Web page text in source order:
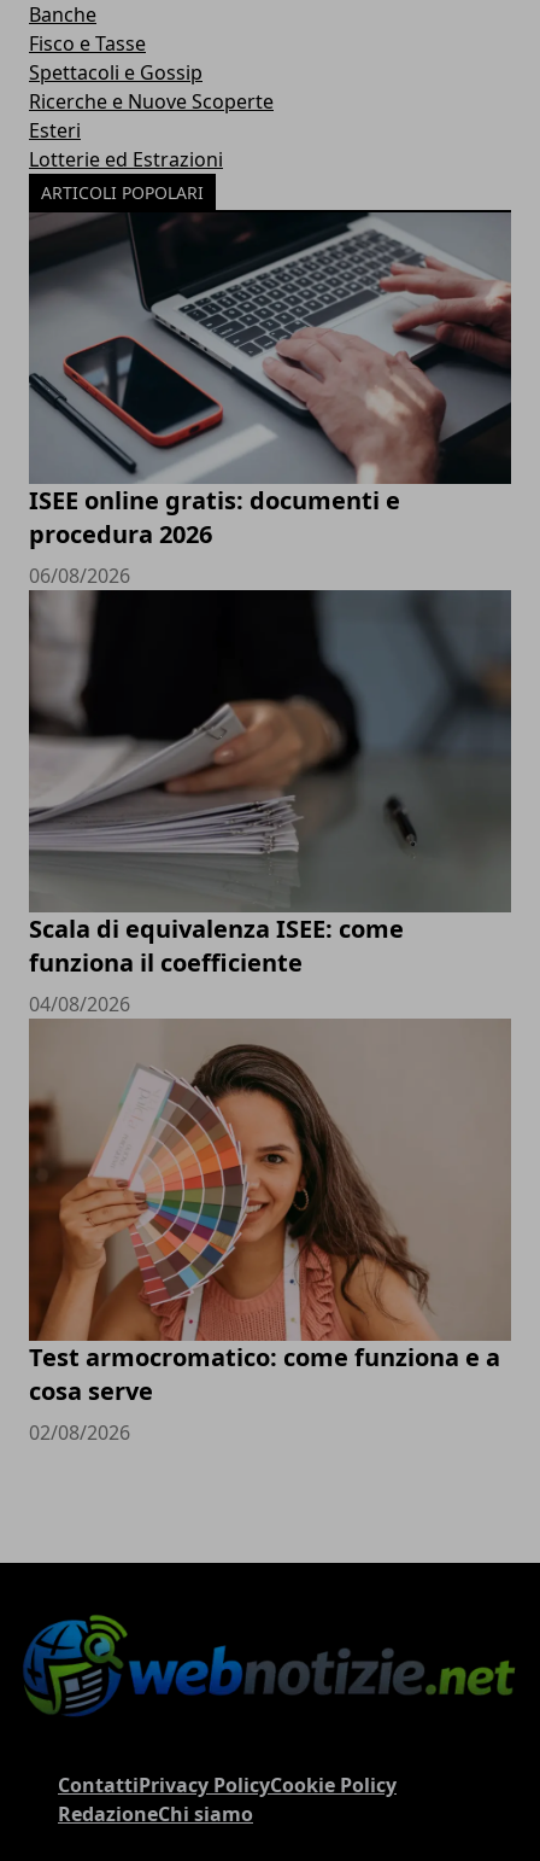
Banche
Fisco e Tasse
Spettacoli e Gossip
Ricerche e Nuove Scoperte
Esteri
Lotterie ed Estrazioni
ARTICOLI POPOLARI
ISEE online gratis: documenti e
procedura 2026
06/08/2026
Scala di equivalenza ISEE: come
funziona il coefficiente
04/08/2026
Test armocromatico: come funziona e a
cosa serve
02/08/2026
ContattiPrivacy PolicyCookie Policy
RedazioneChi siamo